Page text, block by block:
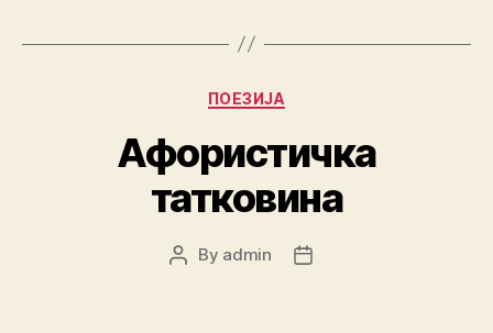
Categories
ПОЕЗИЈА
Афористичка
татковина
Post
By admin
Post